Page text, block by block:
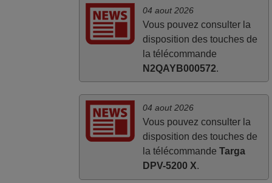
04 aout 2026
Vous pouvez consulter la
disposition des touches de
la télécommande
N2QAYB000572.
04 aout 2026
Vous pouvez consulter la
disposition des touches de
la télécommande Targa
DPV-5200 X.